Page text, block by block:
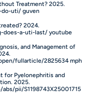
Treatment? 2025.
do-uti/ guven
2024.
does-a-uti-last/ youtube
and Management of
fullarticle/2825634mph
for Pyelonephritis and
2025.
pii/S1198743X25001715